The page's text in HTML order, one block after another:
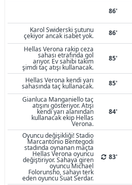
86'
Karol Swiderski şutunu
çekiyor ancak isabet yok.
86'
Hellas Verona rakip ceza
sahası etrafında gol
arıyor. Ev sahibi takım
şimdi taç atışı kullanacak.
85'
Hellas Verona kendi yarı
sahasında taç kullanacak.
85'
Gianluca Manganiello taç
atışını gösteriyor. Atışı
kendi yarı alanından
kullanacak ekip Hellas
Verona.
84'
Oyuncu değişikliği! Stadio
Marcantonio Bentegodi
stadında oynanan maçta
Hellas Verona oyuncu
değiştiriyor. Sahaya giren
oyuncu Michael
Folorunsho, sahayı terk
eden oyuncu Suat Serdar.
83'